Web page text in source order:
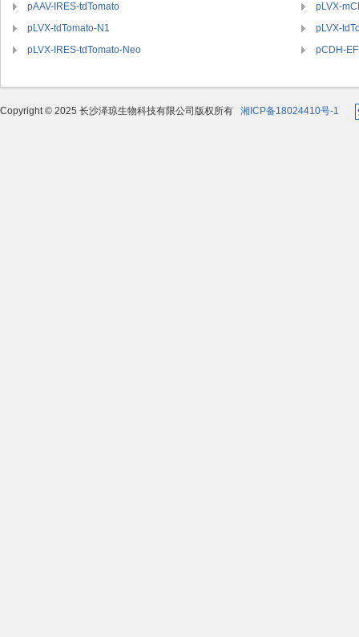
pAAV-IRES-tdTomato
pLVX-
pLVX-tdTomato-N1
pLVX-
pLVX-IRES-tdTomato-Neo
pCDH-
Copyright © 2025 长沙泽琼生物科技有限公司版权所有 湘ICP备18024410号-1